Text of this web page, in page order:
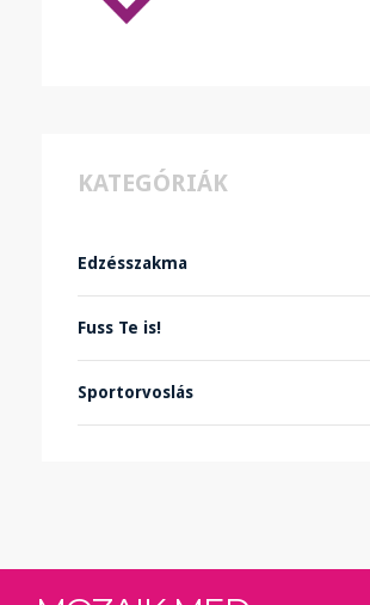
KATEGÓRIÁK
Edzésszakma
Fuss Te is!
Sportorvoslás